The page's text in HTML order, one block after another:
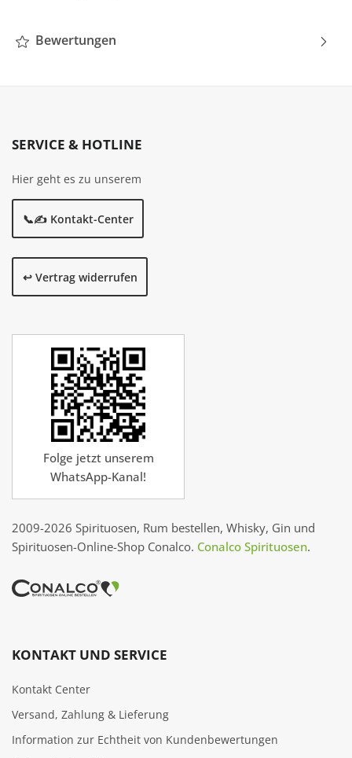
Bewertungen
SERVICE & HOTLINE
Hier geht es zu unserem
📞✍️ Kontakt-Center
↩️ Vertrag widerrufen
Folge jetzt unserem
WhatsApp-Kanal!
2009-2026 Spirituosen, Rum bestellen, Whisky, Gin und
Spirituosen-Online-Shop Conalco. Conalco Spirituosen.
KONTAKT UND SERVICE
Kontakt Center
Versand, Zahlung & Lieferung
Information zur Echtheit von Kundenbewertungen